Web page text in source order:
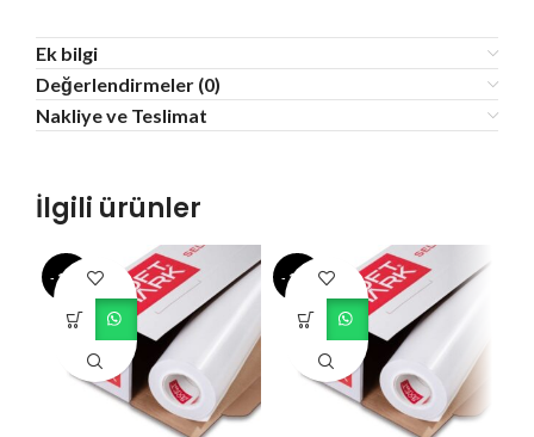
Ek bilgi
Değerlendirmeler (0)
Nakliye ve Teslimat
İlgili ürünler
- 13% - 10%